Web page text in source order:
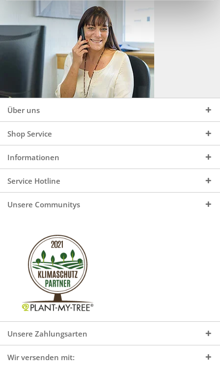
Über uns
Shop Service
Informationen
Service Hotline
Unsere Communitys
Unsere Zahlungsarten
Wir versenden mit: